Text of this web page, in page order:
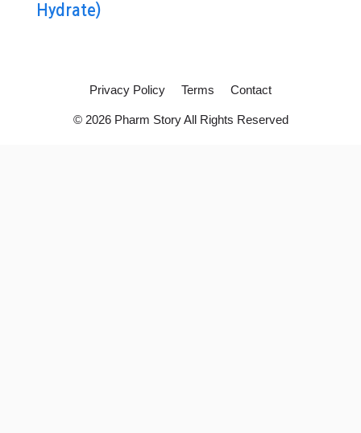
Hydrate)
Privacy Policy Terms Contact
© 2026 Pharm Story All Rights Reserved